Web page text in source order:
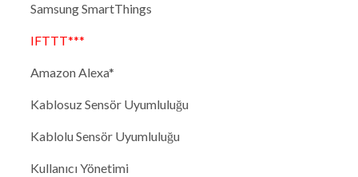
Samsung SmartThings
IFTTT***
Amazon Alexa*
Kablosuz Sensör Uyumluluğu
Kablolu Sensör Uyumluluğu
Kullanıcı Yönetimi